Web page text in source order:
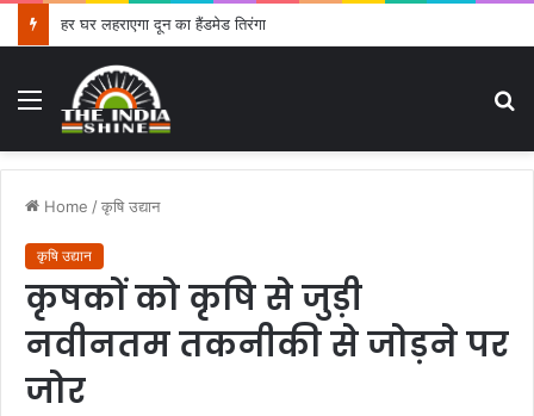
हर घर लहराएगा दून का हैंडमेड तिरंगा
Menu
Home /कृषि उद्यान
कृषि उद्यान
कृषकों को कृषि से जुड़ी
नवीनतम तकनीकी से जोड़ने पर
जोर